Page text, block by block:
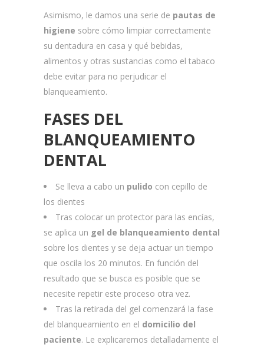
Asimismo, le damos una serie de pautas de
higiene sobre cómo limpiar correctamente
su dentadura en casa y qué bebidas,
alimentos y otras sustancias como el tabaco
debe evitar para no perjudicar el
blanqueamiento.
FASES DEL
BLANQUEAMIENTO
DENTAL
Se lleva a cabo un pulido con cepillo de
los dientes
Tras colocar un protector para las encías,
se aplica un gel de blanqueamiento dental
sobre los dientes y se deja actuar un tiempo
que oscila los 20 minutos. En función del
resultado que se busca es posible que se
necesite repetir este proceso otra vez.
Tras la retirada del gel comenzará la fase
del blanqueamiento en el domicilio del
paciente. Le explicaremos detalladamente el